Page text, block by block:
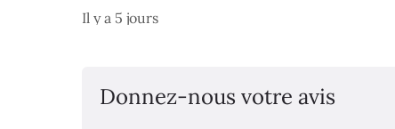
Il y a 5 jours
Donnez-nous votre avis